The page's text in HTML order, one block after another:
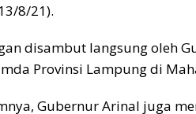
8/21).
disambut langsung oleh
Provinsi Lampung di
Gubernur Arinal juga